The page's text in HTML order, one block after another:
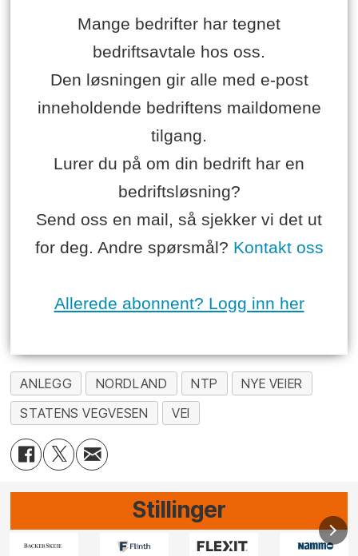
Mange bedrifter har tegnet
bedriftsavtale hos oss.
Den løsningen gir alle med e-post
inneholdende bedriftens maildomene
tilgang.
Lurer du på om din bedrift har en
bedriftsløsning?
Send oss en mail, så sjekker vi det ut
for deg. Andre spørsmål? Kontakt oss
Allerede abonnent? Logg inn her
ANLEGG NORDLAND NTP
NYE VEIER
STATENS VEGVESEN
VEI
Stillinger